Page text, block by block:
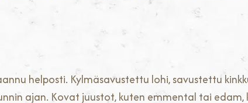
helposti. Kylmäsavustettu lohi, savustettu
ajan. Kovat juustot, kuten emmental tai edam,